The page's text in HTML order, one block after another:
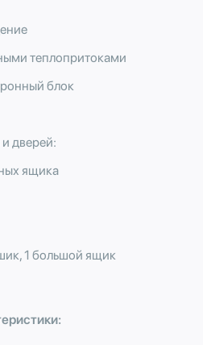
теплопритоками
блок
дверей:
ящика
1 большой ящик